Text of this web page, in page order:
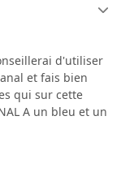
d'utiliser
et fais bien
qui sur cette
A un bleu et un